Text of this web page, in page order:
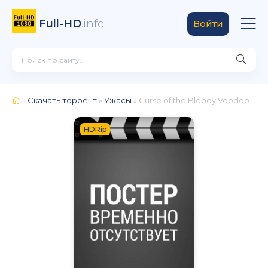
Full-HD.info Войти
Скачать торрент »Ужасы » Curse of the Bloody Voodoo Sockpuppet
HDRip